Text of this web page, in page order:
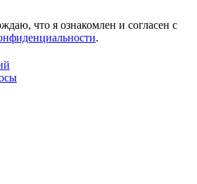
что я ознакомлен и согласен с
.